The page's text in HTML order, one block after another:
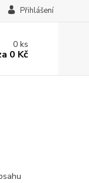
Přihlášení
0ks
0 Kč